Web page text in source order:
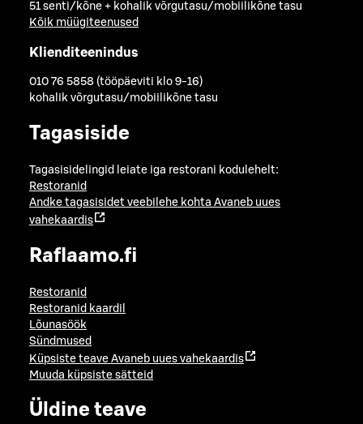
51 senti/kõne + kohalik võrgutasu/mobiilikõne tasu
Kõik müügiteenused
Klienditeenindus
010 76 5858 (tööpäeviti klo 9-16)
kohalik võrgutasu/mobiilikõne tasu
Tagasiside
Tagasisidelingid leiate iga restorani kodulehelt:
Restoranid
Andke tagasisidet veebilehe kohta Avaneb uues
vahekaardis
Raflaamo.fi
Restoranid
Restoranid kaardil
Lõunasöök
Sündmused
Küpsiste teave Avaneb uues vahekaardis
Muuda küpsiste sätteid
Üldine teave